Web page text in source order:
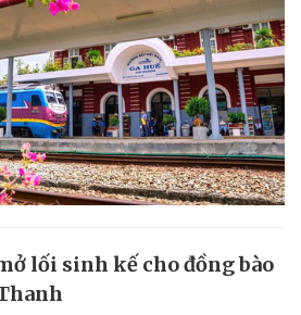
lối sinh kế cho đồng bào